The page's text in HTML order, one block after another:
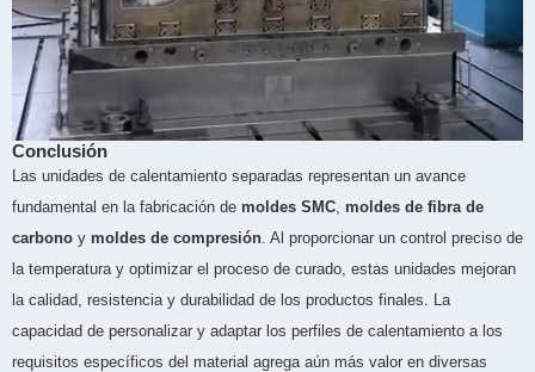
Conclusión
Las unidades de calentamiento separadas representan un avance
fundamental en la fabricación de moldes SMC moldes de fibra de
carbono y moldes de compresión . Al proporcionar un control preciso de
la temperatura y optimizar el proceso de curado, estas unidades mejoran
la calidad, resistencia y durabilidad de los productos finales. La
capacidad de personalizar y adaptar los perfiles de calentamiento a los
requisitos específicos del material agrega aún más valor en diversas